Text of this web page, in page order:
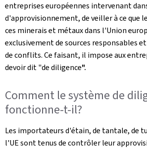
entreprises européennes intervenant
d'approvisionnement, de veiller à ce que
ces minerais et métaux dans l'Union
exclusivement de sources responsables
de conflits. Ce faisant, il impose aux
devoir dit "de diligence".
Comment le système de
fonctionne-t-il?
Les importateurs d'étain, de tantale, de
l'UE sont tenus de contrôler leur